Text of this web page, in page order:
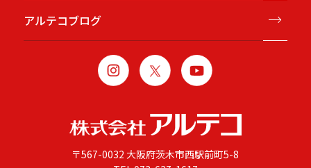
アルテコブログ
〒567-0032 大阪府茨木市西駅前町5-8